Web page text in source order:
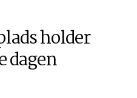
holder
dagen